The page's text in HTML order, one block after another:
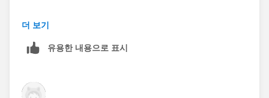
OR(Overall Reportability Status =
"Reported"),
더 보기
유용한 내용으로 표시